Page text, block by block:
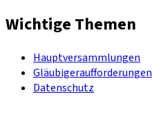
Wichtige Themen
Hauptversammlungen
Gläubigeraufforderungen
Datenschutz